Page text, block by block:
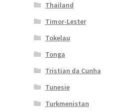
Thailand
Timor-Lester
Tokelau
Tonga
Tristian da Cunha
Tunesie
Turkmenistan